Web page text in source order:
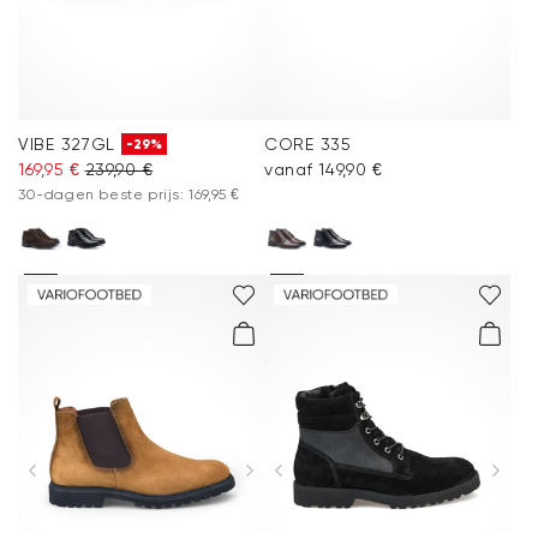
VIBE 327GL -29%
169,95 € 239,90 €
30-dagen beste prijs: 169,95 €
CORE 335
vanaf 149,90 €